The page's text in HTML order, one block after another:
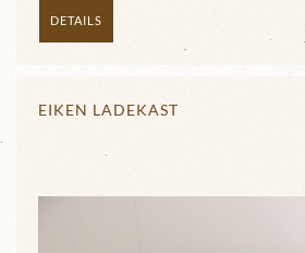
DETAILS
EIKEN LADEKAST